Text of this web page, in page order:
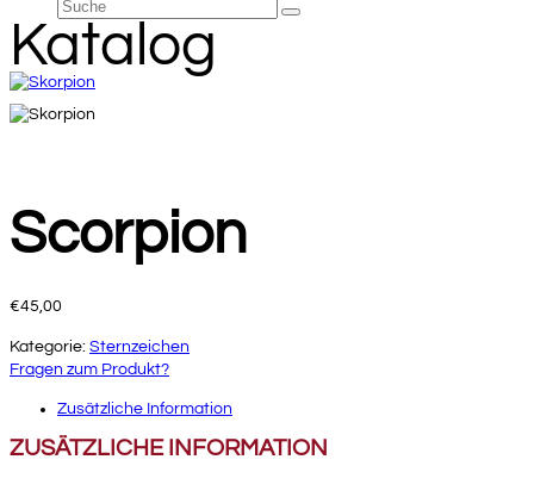
Suche
Senden
Katalog
Scorpion
€45,00
Kategorie: Sternzeichen
Fragen zum Produkt?
Zusätzliche Information
ZUSÄTZLICHE INFORMATION